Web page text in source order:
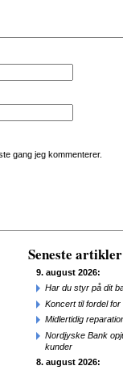
gang jeg kommenterer.
Seneste artikler
9. august 2026:
Har du styr på dit
Koncert til fordel
Midlertidig
Nordjyske Bank
kunder
8. august 2026: